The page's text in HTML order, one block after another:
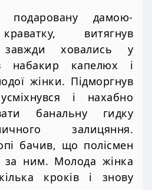
подаровану дамою-
витягнув
ховались у
набакир капелюх і
жінки. Підморгнув
і нахабно
банальну гидку
залицяння.
бачив, що полісмен
за ним. Молода жінка
кроків і знову